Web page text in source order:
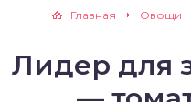
Главная Овощи
Лидер для